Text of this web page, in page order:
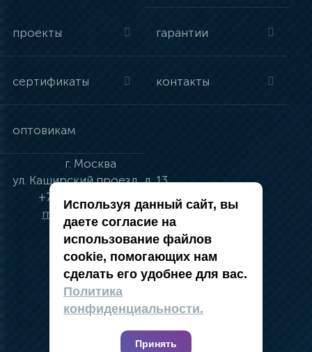
проекты гарантии
сертификаты контакты
оптовикам
г. Москва
ул. Каширский проезд, д. 13
+7 (495) 134-41-83
moskva@vincci.ru
политика в отношении обработки
персональных данных
публичная оферта
карта сайта
Используя данный сайт, вы
даете согласие на
использование файлов
cookie, помогающих нам
сделать его удобнее для вас.
Политика
конфиденциальности.
Принять